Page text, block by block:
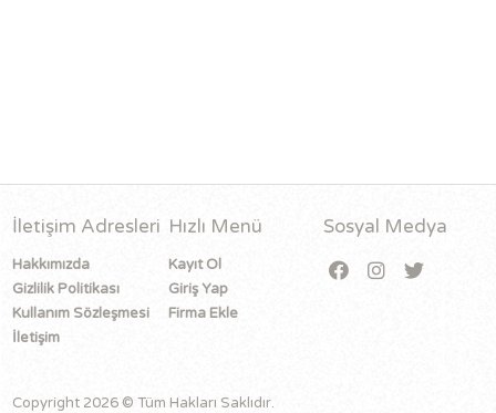
İletişim Adresleri
Hakkımızda
Gizlilik Politikası
Kullanım Sözleşmesi
İletişim
Hızlı Menü
Kayıt Ol
Giriş Yap
Firma Ekle
Sosyal Medya
Copyright 2026 © Tüm Hakları Saklıdır.